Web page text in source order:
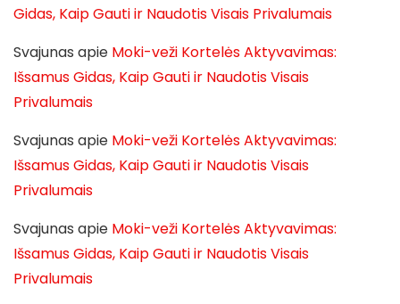
Gidas, Kaip Gauti ir Naudotis Visais Privalumais
Svajunas apie Moki-veži Kortelės Aktyvavimas:
Išsamus Gidas, Kaip Gauti ir Naudotis Visais
Privalumais
Svajunas apie Moki-veži Kortelės Aktyvavimas:
Išsamus Gidas, Kaip Gauti ir Naudotis Visais
Privalumais
Svajunas apie Moki-veži Kortelės Aktyvavimas:
Išsamus Gidas, Kaip Gauti ir Naudotis Visais
Privalumais